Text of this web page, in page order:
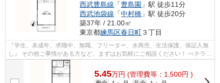
西武豊島線 「豊島園 」駅 徒歩11分
西武池袋線 「中村橋 」駅 徒歩20分
築37年 / 21.00㎡
東京都練馬区春日町３丁目
『学生、未成年、求職中、無職、フリーター、水商売、生活保護、保証人無
し』 その他ご事情がある方など、まずはお気軽にご相談ください！ べテラン
スタッフが対応致しますのでご希望...
5.45万円 (管理費等：1,500円 )